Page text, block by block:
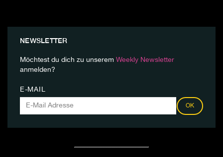
NEWSLETTER
Möchtest du dich zu unserem Weekly Newsletter
anmelden?
E-MAIL
OK